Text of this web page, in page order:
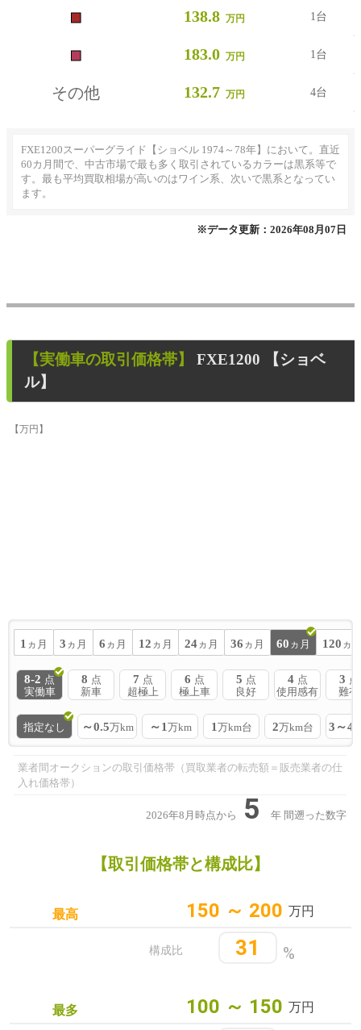
■ 138.8 万円 1台
■ 183.0 万円 1台
その他 132.7 万円 4台
FXE1200スーパーグライド【ショベル 1974～78年】において。直近
60カ月間で、中古市場で最も多く取引されているカラーは黒系等で
す。最も平均買取相場が高いのはワイン系、次いで黒系となってい
ます。
※データ更新：2026年08月07日
【実働車の取引価格帯】
FXE1200 【ショベ
ル】
【万円】
1 ヵ月 3 ヵ月 6 ヵ月 12 ヵ月 24 ヵ月 36 ヵ月 60 ヵ月 120 ヵ
8-2 点
実働車
8 点
新車
7 点
超極上
6 点
極上車
5 点
良好
4 点
使用感有
3 点
難有
指定なし ～0.5万km ～1 万km 1 万km台 2万km台 3～4
業者間オークションの取引価格帯（買取業者の転売額＝販売業者の仕
入れ価格帯）
2026年8月時点から 5 年 間遡った数字
【取引価格帯と構成比】
最高 150 ～ 200 万円
%
31
構成比
最多 100 ～ 150 万円